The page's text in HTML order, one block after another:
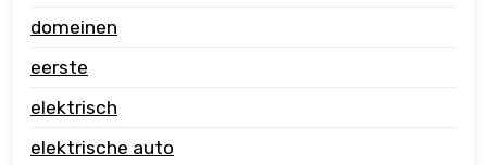
domeinen
eerste
elektrisch
elektrische auto